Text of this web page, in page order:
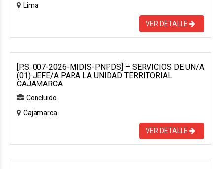
Lima
VER DETALLE
[P.S. 007-2026-MIDIS-PNPDS] – SERVICIOS DE UN/A
(01) JEFE/A PARA LA UNIDAD TERRITORIAL
CAJAMARCA
Concluido
Cajamarca
VER DETALLE